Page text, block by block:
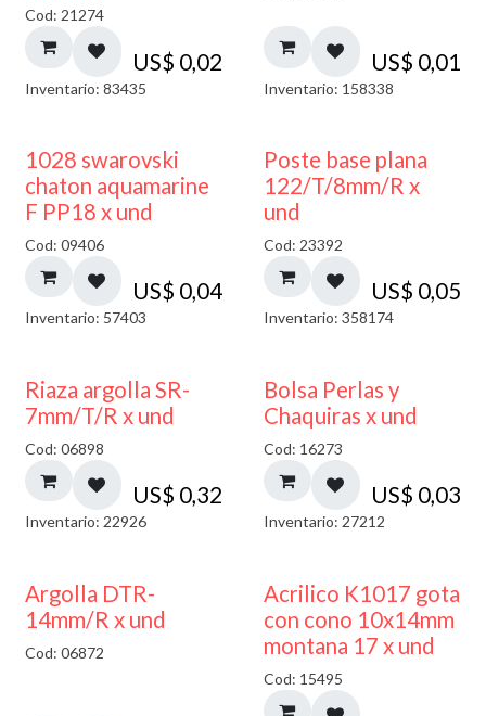
Cod: 21274
US$ 0,02
Inventario: 83435
US$ 0,01
Inventario: 158338
1028 swarovski
chaton aquamarine
F PP18 x und
Cod: 09406
US$ 0,04
Inventario: 57403
Poste base plana
122/T/8mm/R x
und
Cod: 23392
US$ 0,05
Inventario: 358174
Riaza argolla SR-
7mm/T/R x und
Cod: 06898
US$ 0,32
Inventario: 22926
Bolsa Perlas y
Chaquiras x und
Cod: 16273
US$ 0,03
Inventario: 27212
Argolla DTR-
14mm/R x und
Cod: 06872 50% DESCUENTO
Acrilico K1017 gota
con cono 10x14mm
montana 17 x und
Cod: 15495